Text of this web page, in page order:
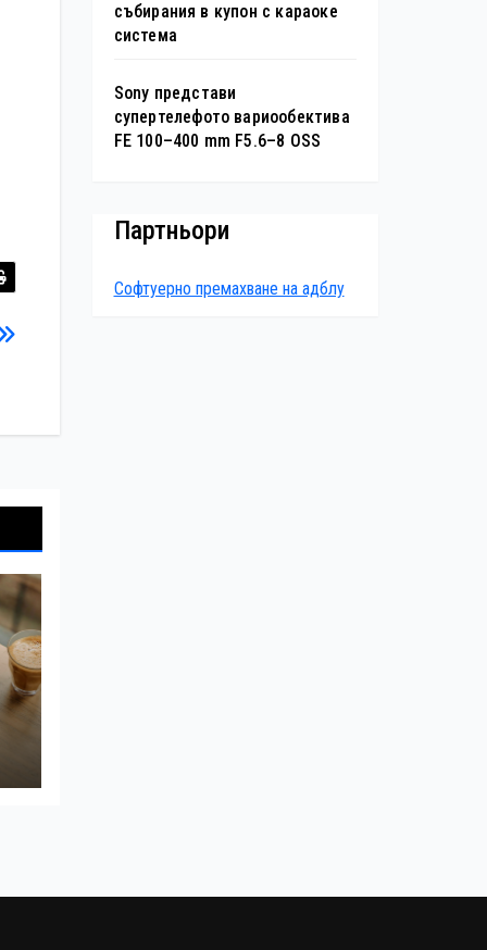
събирания в купон с караоке
система
Sony представи
супертелефото вариообектива
FE 100–400 mm F5.6–8 OSS
Партньори
Софтуерно премахване на адблу